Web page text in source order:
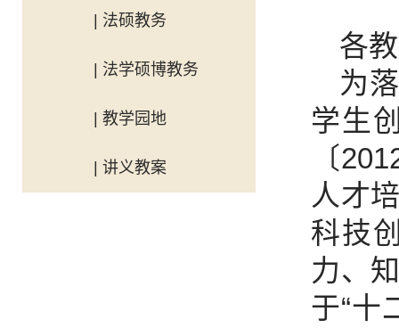
| 法硕教务
| 法学硕博教务
| 教学园地
| 讲义教案
各
为
学生
〔
人才
科技
力、
于“十